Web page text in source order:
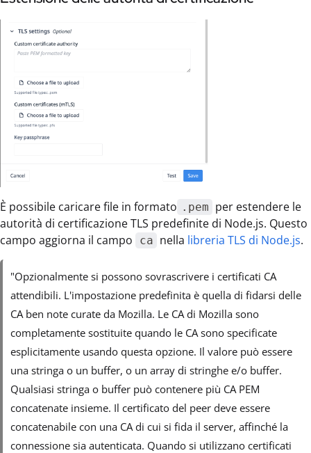
È possibile caricare file in formato .pem per estendere le
autorità di certificazione TLS predefinite di Node.js. Questo
campo aggiorna il campo
ca nella libreria TLS di Node.js.
"Opzionalmente si possono sovrascrivere i certificati CA
attendibili. L'impostazione predefinita è quella di fidarsi delle
CA ben note curate da Mozilla. Le CA di Mozilla sono
completamente sostituite quando le CA sono specificate
esplicitamente usando questa opzione. Il valore può essere
una stringa o un buffer, o un array di stringhe e/o buffer.
Qualsiasi stringa o buffer può contenere più CA PEM
concatenate insieme. Il certificato del peer deve essere
concatenabile con una CA di cui si fida il server, affinché la
connessione sia autenticata. Quando si utilizzano certificati